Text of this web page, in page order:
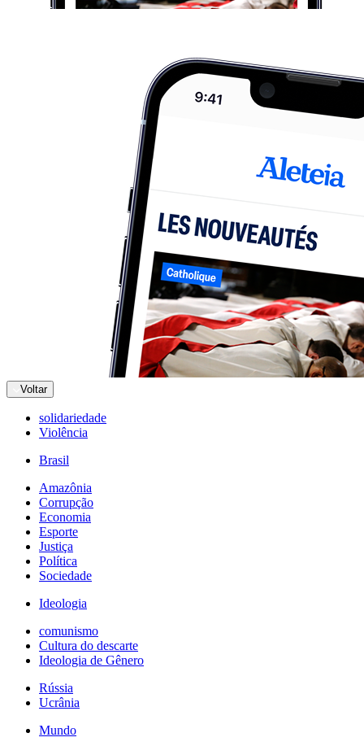
Voltar
solidariedade
Violência
Brasil
Amazônia
Corrupção
Economia
Esporte
Justiça
Política
Sociedade
Ideologia
comunismo
Cultura do descarte
Ideologia de Gênero
Rússia
Ucrânia
Mundo